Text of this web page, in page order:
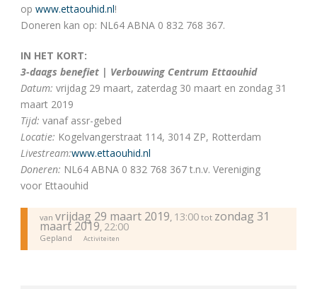
op www.ettaouhid.nl!
Doneren kan op: NL64 ABNA 0 832 768 367.
IN HET KORT:
3-daags benefiet | Verbouwing Centrum Ettaouhid
Datum: vrijdag 29 maart, zaterdag 30 maart en zondag 31
maart 2019
Tijd: vanaf assr-gebed
Locatie: Kogelvangerstraat 114, 3014 ZP, Rotterdam
Livestream:www.ettaouhid.nl
Doneren: NL64 ABNA 0 832 768 367 t.n.v. Vereniging
voor Ettaouhid
van vrijdag 29 maart 2019 13:00 tot zondag 31
maart 2019 22:00
Gepland Activiteiten